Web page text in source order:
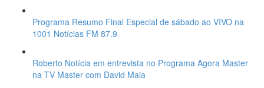
Programa Resumo Final Especial de sábado ao VIVO na
1001 Notícias FM 87.9
Roberto Notícia em entrevista no Programa Agora Master
na TV Master com David Maia